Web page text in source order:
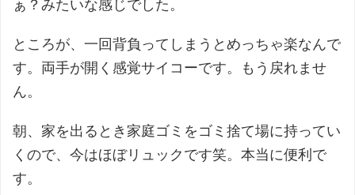
ぁ？みたいな感じでした。
ところが、一回背負ってしまうとめっちゃ楽なんで
す。両手が開く感覚サイコーです。もう戻れませ
ん。
朝、家を出るとき家庭ゴミをゴミ捨て場に持ってい
くので、今はほぼリュックです笑。本当に便利で
す。